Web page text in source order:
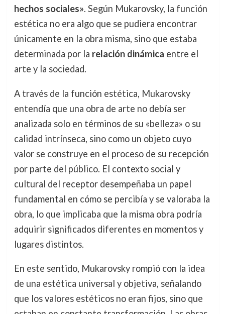
hechos sociales». Según Mukarovsky, la función
estética no era algo que se pudiera encontrar
únicamente en la obra misma, sino que estaba
determinada por la relación dinámica entre el
arte y la sociedad.
A través de la función estética, Mukarovsky
entendía que una obra de arte no debía ser
analizada solo en términos de su «belleza» o su
calidad intrínseca, sino como un objeto cuyo
valor se construye en el proceso de su recepción
por parte del público. El contexto social y
cultural del receptor desempeñaba un papel
fundamental en cómo se percibía y se valoraba la
obra, lo que implicaba que la misma obra podría
adquirir significados diferentes en momentos y
lugares distintos.
En este sentido, Mukarovsky rompió con la idea
de una estética universal y objetiva, señalando
que los valores estéticos no eran fijos, sino que